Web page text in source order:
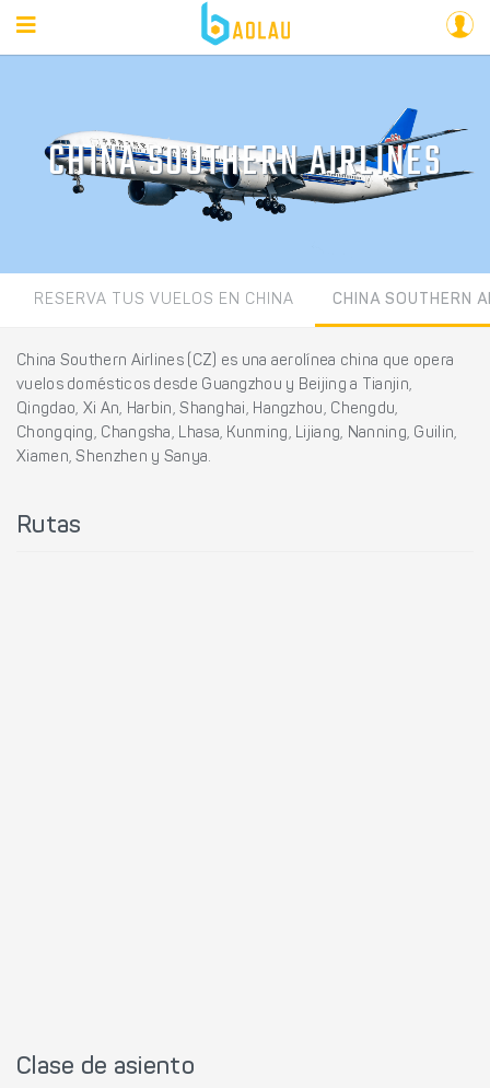
CHINA SOUTHERN AIRLINES
RESERVA TUS VUELOS EN CHINA CHINA SOUTHERN
China Southern Airlines (CZ) es una aerolínea china que opera
vuelos domésticos desde Guangzhou y Beijing a Tianjin,
Qingdao, Xi An, Harbin, Shanghai, Hangzhou, Chengdu,
Chongqing, Changsha, Lhasa, Kunming, Lijiang, Nanning, Guilin,
Xiamen, Shenzhen y Sanya.
Rutas
Clase de asiento